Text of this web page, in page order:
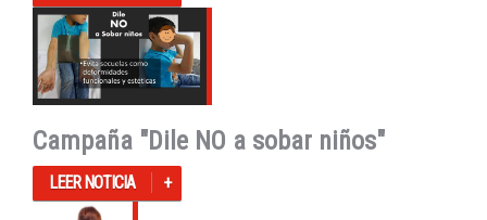
Campaña "Dile NO a sobar niños"
LEER NOTICIA